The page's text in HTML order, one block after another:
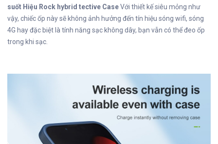
Chúc quý khách 1 ngày tốt lành!
suốt Hiệu Rock hybrid tective CaseVới thiết kế siêu mỏng như
vậy, chiếc ốp này sẽ không ảnh hưởng đến tín hiệu sóng wifi, sóng
4G hay đặc biệt là tính năng sạc không dây, bạn vẫn có thể đeo ốp
trong khi sạc.